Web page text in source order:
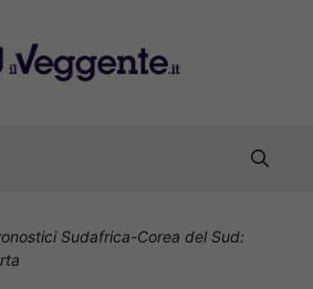
Sudafrica-Corea del Sud: